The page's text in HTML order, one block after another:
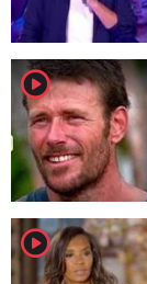
player2
player2